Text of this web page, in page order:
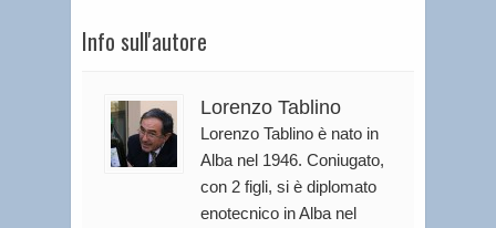
Info sull'autore
Lorenzo Tablino
Lorenzo Tablino è nato in
Alba nel 1946. Coniugato,
con 2 figli, si è diplomato
enotecnico in Alba nel